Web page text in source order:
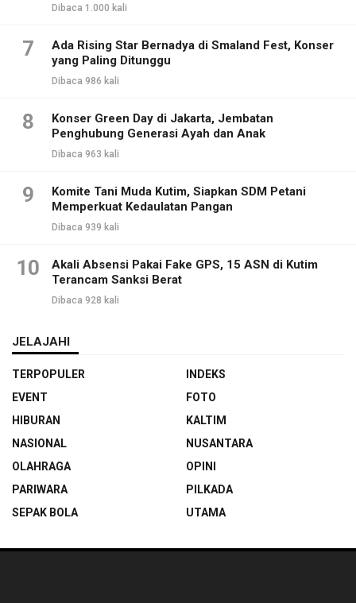
Dibaca 1.000 kali
7
Ada Rising Star Bernadya di Smaland Fest, Konser
yang Paling Ditunggu
Dibaca 986 kali
8
Konser Green Day di Jakarta, Jembatan
Penghubung Generasi Ayah dan Anak
Dibaca 963 kali
9
Komite Tani Muda Kutim, Siapkan SDM Petani
Memperkuat Kedaulatan Pangan
Dibaca 939 kali
10
Akali Absensi Pakai Fake GPS, 15 ASN di Kutim
Terancam Sanksi Berat
Dibaca 928 kali
JELAJAHI
TERPOPULER
INDEKS
EVENT
FOTO
HIBURAN
KALTIM
NASIONAL
NUSANTARA
OLAHRAGA
OPINI
PARIWARA
PILKADA
SEPAK BOLA
UTAMA